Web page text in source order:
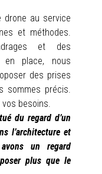
drone au service
et méthodes.
et des
en place, nous
des prises
sommes précis.
besoins.
du regard d’un
l’architecture et
un regard
plus que le